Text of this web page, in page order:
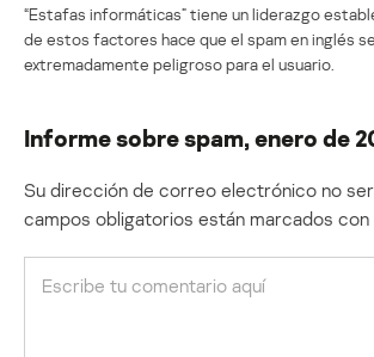
“Estafas informáticas” tiene un liderazgo
de estos factores hace que el spam en inglés
extremadamente peligroso para el usuario.
Informe sobre spam, enero de
Su dirección de correo electrónico no
campos obligatorios están marcados con